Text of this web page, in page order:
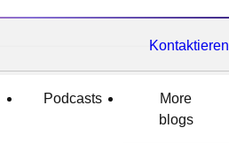
Kontaktieren
Podcasts
More
blogs